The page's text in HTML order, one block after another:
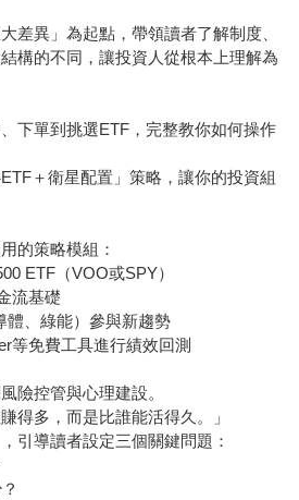
差異」為起點，帶領讀者了解制度、
構的不同，讓投資人從根本上理解為
下單到挑選ETF，完整教你如何操作
＋衛星配置」策略，讓你的投資組
的策略模組：
ETF（VOO或SPY）
流基礎
體、綠能）參與新趨勢
等免費工具進行績效回測
險控管與心理建設。
得多，而是比誰能活得久。」
引導讀者設定三個關鍵問題：